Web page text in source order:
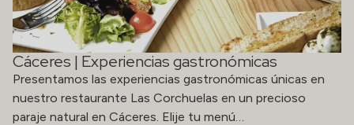
Cáceres | Experiencias gastronómicas
Presentamos las experiencias gastronómicas únicas en
nuestro restaurante Las Corchuelas en un precioso
paraje natural en Cáceres. Elije tu menú…